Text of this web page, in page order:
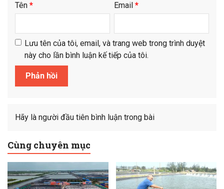
Tên * Email *
Lưu tên của tôi, email, và trang web trong trình duyệt
này cho lần bình luận kế tiếp của tôi.
Hãy là người đầu tiên bình luận trong bài
Cùng chuyên mục